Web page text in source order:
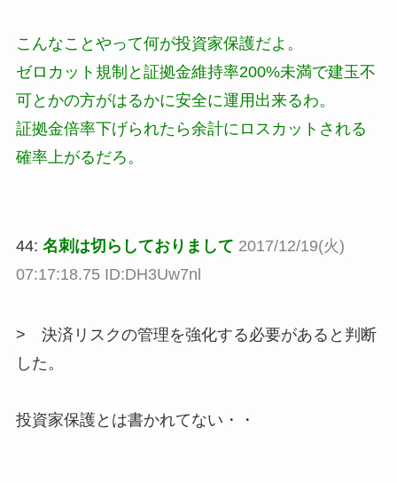
こんなことやって何が投資家保護だよ。
ゼロカット規制と証拠金維持率200%未満で建玉不
可とかの方がはるかに安全に運用出来るわ。
証拠金倍率下げられたら余計にロスカットされる
確率上がるだろ。
44: 名刺は切らしておりまして 2017/12/19(火)
07:17:18.75 ID:DH3Uw7nl
> 決済リスクの管理を強化する必要があると判断
した。
投資家保護とは書かれてない・・